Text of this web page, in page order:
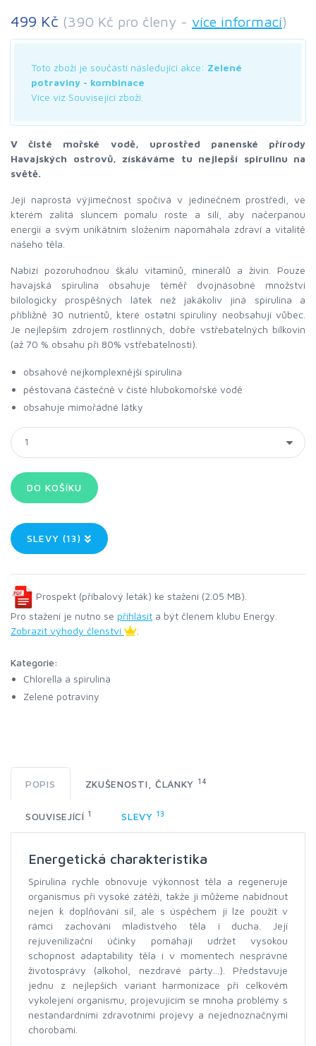
499 Kč (390 Kč pro členy - více informací)
Toto zboží je součástí následující akce: Zelené
potraviny - kombinace
Více viz Související zboží.
V čisté mořské vodě, uprostřed panenské přírody
Havajských ostrovů, získáváme tu nejlepší spirulinu na
světě.
Její naprostá výjimečnost spočívá v jedinečném prostředí, ve
kterém zalitá sluncem pomalu roste a sílí, aby načerpanou
energií a svým unikátním složením napomáhala zdraví a vitalitě
našeho těla.
Nabízí pozoruhodnou škálu vitaminů, minerálů a živin. Pouze
havajská spirulina obsahuje téměř dvojnásobné množství
bilologicky prospěšných látek než jakákoliv jiná spirulina a
přibližně 30 nutrientů, které ostatní spiruliny neobsahují vůbec.
Je nejlepším zdrojem rostlinných, dobře vstřebatelných bílkovin
(až 70 % obsahu při 80% vstřebatelnosti).
obsahově nejkomplexnější spirulina
pěstovaná částečně v čisté hlubokomořské vodě
obsahuje mimořádné látky
SLEVY (13)
Prospekt (příbalový leták) ke stažení (2.05 MB).
Pro stažení je nutno se přihlásit a být členem klubu Energy.
Zobrazit výhody členství
Kategorie:
Chlorella a spirulina
Zelené potraviny
POPIS ZKUŠENOSTI, ČLÁNKY 14
SOUVISEJÍCÍ 1 SLEVY 13
Energetická charakteristika
Spirulina rychle obnovuje výkonnost těla a regeneruje
organismus při vysoké zátěži, takže ji můžeme nabídnout
nejen k doplňování sil, ale s úspěchem ji lze použít v
rámci zachování mladistvého těla i ducha. Její
rejuvenilizační účinky pomáhají udržet vysokou
schopnost adaptability těla i v momentech nesprávné
životosprávy (alkohol, nezdravé párty...). Představuje
jednu z nejlepších variant harmonizace při celkovém
vykolejení organismu, projevujícím se mnoha problémy s
nestandardními zdravotními projevy a nejednoznačnými
chorobami.